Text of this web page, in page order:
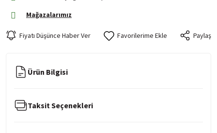
Mağazalarımız
Fiyatı Düşünce Haber Ver Paylaş
Ürün Bilgisi
Taksit Seçenekleri